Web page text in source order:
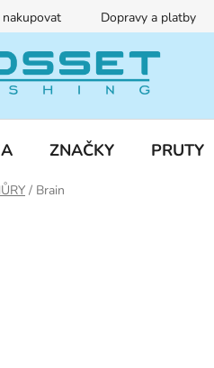
nakupovat Dopravy a platby
ZNAČKY PRUTY
/ Brain